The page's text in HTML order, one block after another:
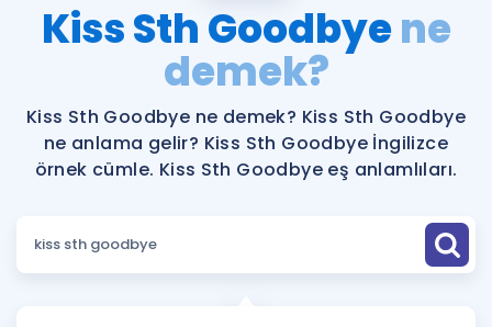
Şifremi Hatırlamıyorum
Katılımcı Görüşleri
Faydalı Araçlar
Ücretsiz Kaynaklar
Puan Hesaplama
Blog
İngilizce Gramer
Kiss Sth Goodbyene
demek?
Kiss Sth Goodbye ne demek? Kiss Sth Goodbye
ne anlama gelir? Kiss Sth Goodbye İngilizce
örnek cümle. Kiss Sth Goodbye eş anlamlıları.